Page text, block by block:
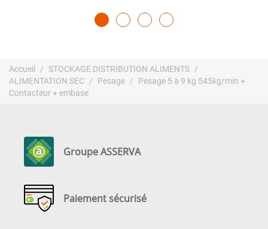
Accueil
STOCKAGE DISTRIBUTION ALIMENTS
ALIMENTATION SEC
Pesage
Pesage 5 à 9 kg 545kg/min +
Contacteur + embase
Groupe ASSERVA
Paiement sécurisé